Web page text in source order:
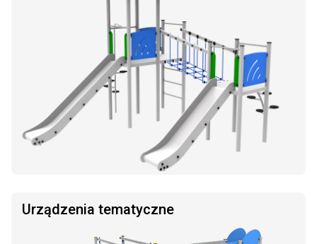
Urządzenia tematyczne